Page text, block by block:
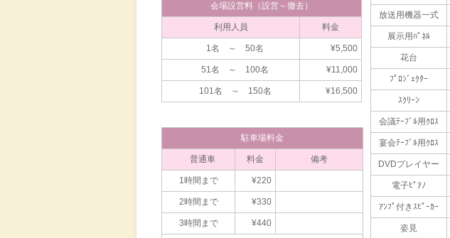
会場設営料（設営～撤去）
利用人員 料金
1名 ～ 50名 ¥5,500
51名 ～ 100名 ¥11,000
101名 ～ 150名 ¥16,500
駐車場料金
普通車 料金 備考
1時間まで ¥220
2時間まで ¥330
3時間まで ¥440
放送用機器一式
展示用ﾊﾟﾈﾙ
花台
ﾌﾟﾛｼﾞｪｸﾀｰ
ｽｸﾘｰﾝ
会議ﾃｰﾌﾞﾙ用ｸﾛｽ
宴会ﾃｰﾌﾞﾙ用ｸﾛｽ
DVDプレイヤー
電子ﾋﾟｱﾉ
ｱﾝﾌﾟ付きｽﾋﾟｰｶｰ
姿見